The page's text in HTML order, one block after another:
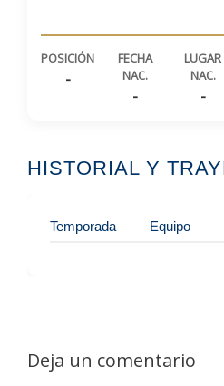
POSICIÓN
-
FECHA
NAC.
-
LUGAR
NAC.
-
HISTORIAL Y
Temporada Equipo
Deja un comentario